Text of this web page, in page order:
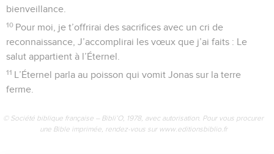
bienveillance.
10 Pour moi, je t’offrirai des sacrifices avec un cri de
reconnaissance, J’accomplirai les vœux que j’ai faits : Le
salut appartient à l’Éternel.
11 L’Éternel parla au poisson qui vomit Jonas sur la terre
ferme.
© Société biblique française – Bibli’O, 1978, avec autorisation. Pour vous procurer
une Bible imprimée, rendez-vous sur www.editionsbiblio.fr